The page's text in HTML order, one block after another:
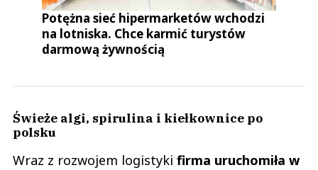
Potężna sieć hipermarketów wchodzi
na lotniska. Chce karmić turystów
darmową żywnością
Świeże algi, spirulina i kiełkownice po
polsku
Wraz z rozwojem logistyki firma uruchomiła w